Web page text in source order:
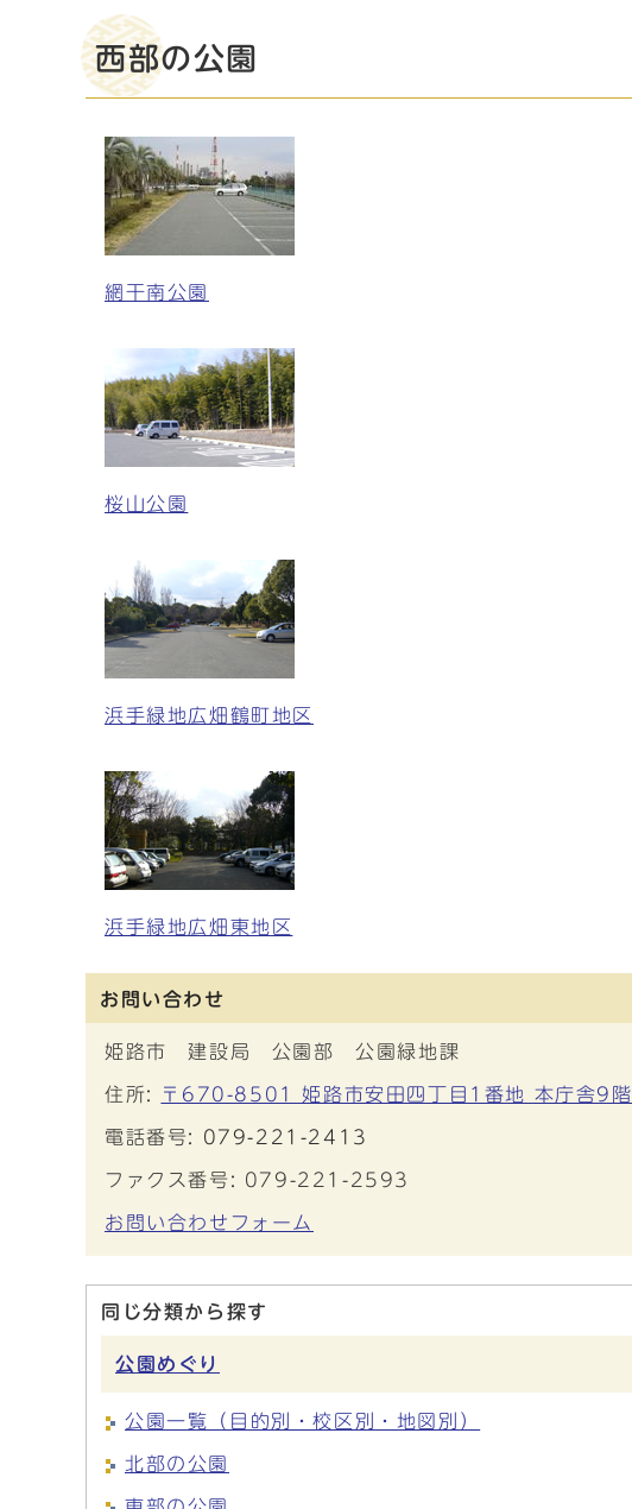
西部の公園
網干南公園
桜山公園
浜手緑地広畑鶴町地区
浜手緑地広畑東地区
お問い合わせ
姫路市 建設局 公園部 公園緑地課
住所: 〒670-8501 姫路市安田四丁目1番地 本庁舎9階
電話番号: 079-221-2413
ファクス番号: 079-221-2593
お問い合わせフォーム
同じ分類から探す
公園めぐり
公園一覧（目的別・校区別・地図別）
北部の公園